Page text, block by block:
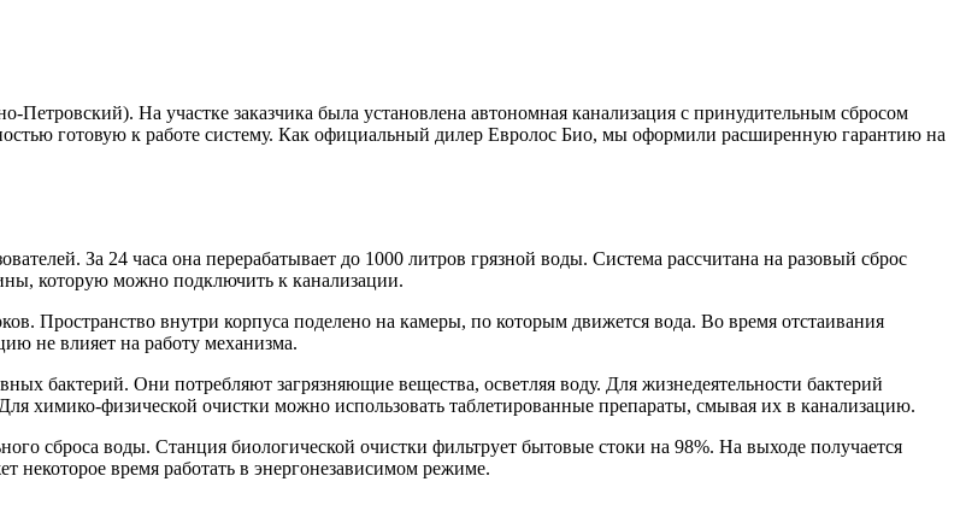
На участке заказчика была установлена автономная канализация с принудительным сбросом
готовую к работе систему. Как официальный дилер Евролос Био, мы оформили расширенную гарантию на
За 24 часа она перерабатывает до 1000 литров грязной воды. Система рассчитана на разовый сброс
которую можно подключить к канализации.
Пространство внутри корпуса поделено на камеры, по которым движется вода. Во время отстаивания
не влияет на работу механизма.
бактерий. Они потребляют загрязняющие вещества, осветляя воду. Для жизнедеятельности бактерий
химико-физической очистки можно использовать таблетированные препараты, смывая их в канализацию.
сброса воды. Станция биологической очистки фильтрует бытовые стоки на 98%. На выходе получается
некоторое время работать в энергонезависимом режиме.